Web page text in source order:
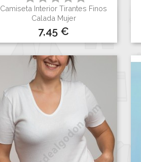
Camiseta Interior Tirantes Finos
Calada Mujer
Precio
7,45 €
Vista rápida
Blanco